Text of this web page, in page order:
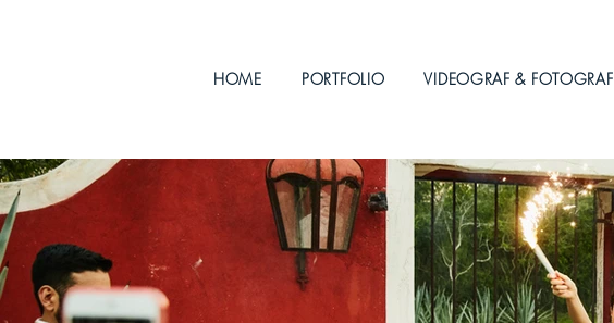
HOME PORTFOLIO VIDEOGRAF & FOTOGRAF